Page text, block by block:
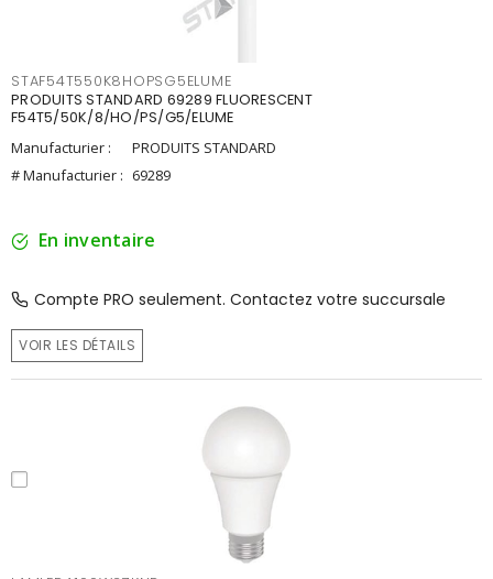
STAF54T550K8HOPSG5ELUME
PRODUITS STANDARD 69289 FLUORESCENT
F54T5/50K/8/HO/PS/G5/ELUME
Manufacturier :
PRODUITS STANDARD
# Manufacturier : 69289
En inventaire
Compte PRO seulement. Contactez votre succursale
VOIR LES DÉTAILS